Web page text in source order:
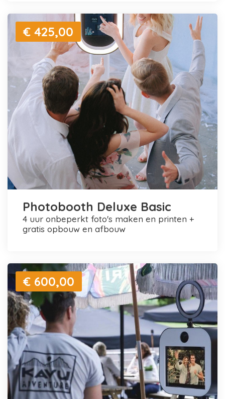
€ 425,00
Photobooth Deluxe Basic
4 uur onbeperkt foto's maken en printen +
gratis opbouw en afbouw
€ 600,00